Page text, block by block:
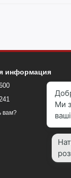
информация
вам?